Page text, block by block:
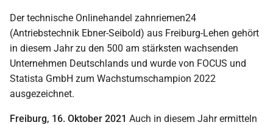
Der technische Onlinehandel zahnriemen24
(Antriebstechnik Ebner-Seibold) aus Freiburg-Lehen gehört
in diesem Jahr zu den 500 am stärksten wachsenden
Unternehmen Deutschlands und wurde von FOCUS und
Statista GmbH zum Wachstumschampion 2022
ausgezeichnet.
Freiburg, 16. Oktober 2021 Auch in diesem Jahr ermitteln